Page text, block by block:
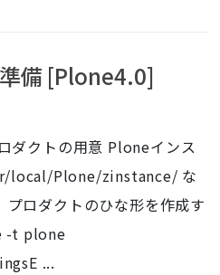
備 [Plone4.0]
ダクトの用意 Ploneインス
local/Plone/zinstance/ な
プロダクトのひな形を作成す
-t plone
...